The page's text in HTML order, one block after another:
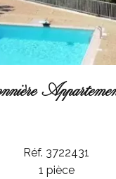
Réf. 3722431
1 pièce